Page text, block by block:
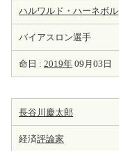
ハルワルド・ハーネボル
バイアスロン選手
命日 : 2019年 09月03日
長谷川慶太郎
経済評論家